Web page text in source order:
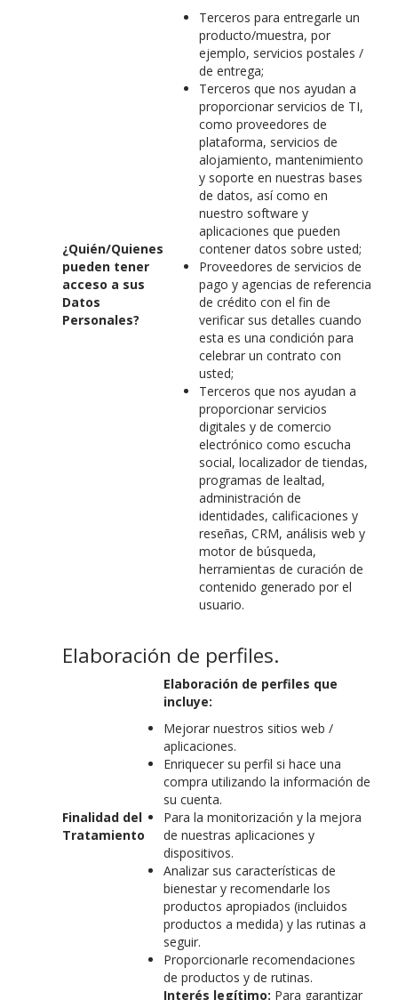
¿Quién/Quienes
pueden tener
acceso a sus
Datos
Personales?
Terceros para entregarle un
producto/muestra, por
ejemplo, servicios postales /
de entrega;
Terceros que nos ayudan a
proporcionar servicios de TI,
como proveedores de
plataforma, servicios de
alojamiento, mantenimiento
y soporte en nuestras bases
de datos, así como en
nuestro software y
aplicaciones que pueden
contener datos sobre usted;
Proveedores de servicios de
pago y agencias de referencia
de crédito con el fin de
verificar sus detalles cuando
esta es una condición para
celebrar un contrato con
usted;
Terceros que nos ayudan a
proporcionar servicios
digitales y de comercio
electrónico como escucha
social, localizador de tiendas,
programas de lealtad,
administración de
identidades, calificaciones y
reseñas, CRM, análisis web y
motor de búsqueda,
herramientas de curación de
contenido generado por el
usuario.
Elaboración de perfiles.
Finalidad del
Tratamiento
Elaboración de perfiles que
incluye:
Mejorar nuestros sitios web /
aplicaciones.
Enriquecer su perfil si hace una
compra utilizando la información de
su cuenta.
Para la monitorización y la mejora
de nuestras aplicaciones y
dispositivos.
Analizar sus características de
bienestar y recomendarle los
productos apropiados (incluidos
productos a medida) y las rutinas a
seguir.
Proporcionarle recomendaciones
de productos y de rutinas.
Interés legítimo: Para garantizar